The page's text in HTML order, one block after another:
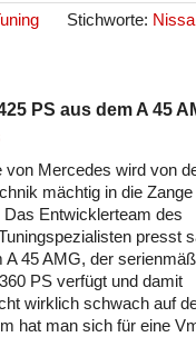
Stichworte:
PS aus dem A 45
von Mercedes wird von
mächtig in die Zange
Entwicklerteam des
presst
A 45 AMG, der
PS verfügt und damit
wirklich schwach auf
hat man sich für eine